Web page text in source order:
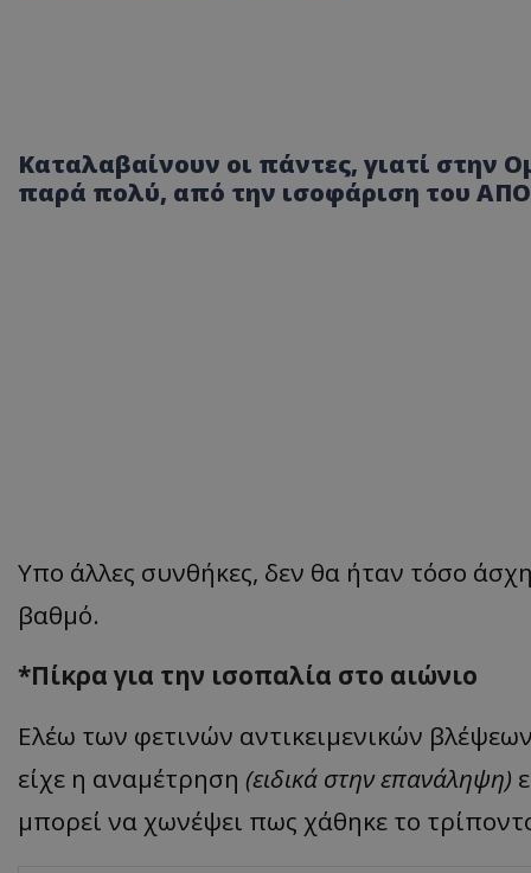
Καταλαβαίνουν οι πάντες, γιατί
παρά πολύ, από την ισοφάριση του
Υπο άλλες συνθήκες, δεν θα ήταν τόσο
βαθμό.
*Πίκρα για την ισοπαλία στο αιώνιο
Eλέω των φετινών αντικειμενικών
είχε η αναμέτρηση (ειδικά στην επανάληψη)
μπορεί να χωνέψει πως χάθηκε το